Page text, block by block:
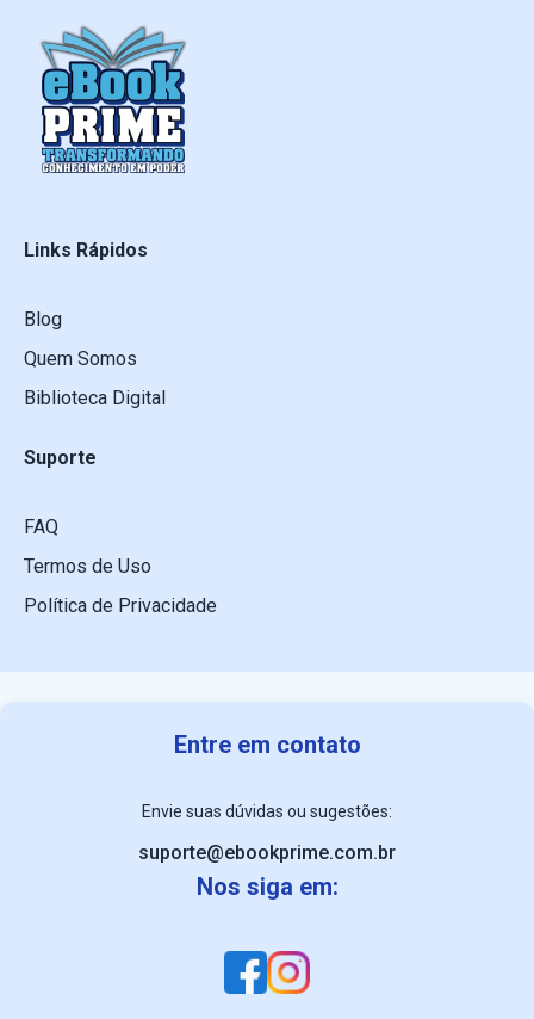
Links Rápidos
Blog
Quem Somos
Biblioteca Digital
Suporte
FAQ
Termos de Uso
Política de Privacidade
Entre em contato
Envie suas dúvidas ou sugestões:
suporte@ebookprime.com.br
Nos siga em: